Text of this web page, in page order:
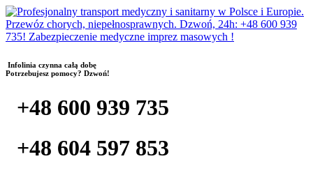
Infolinia czynna całą dobę
Potrzebujesz pomocy? Dzwoń!
+48 600 939 735
+48 604 597 853